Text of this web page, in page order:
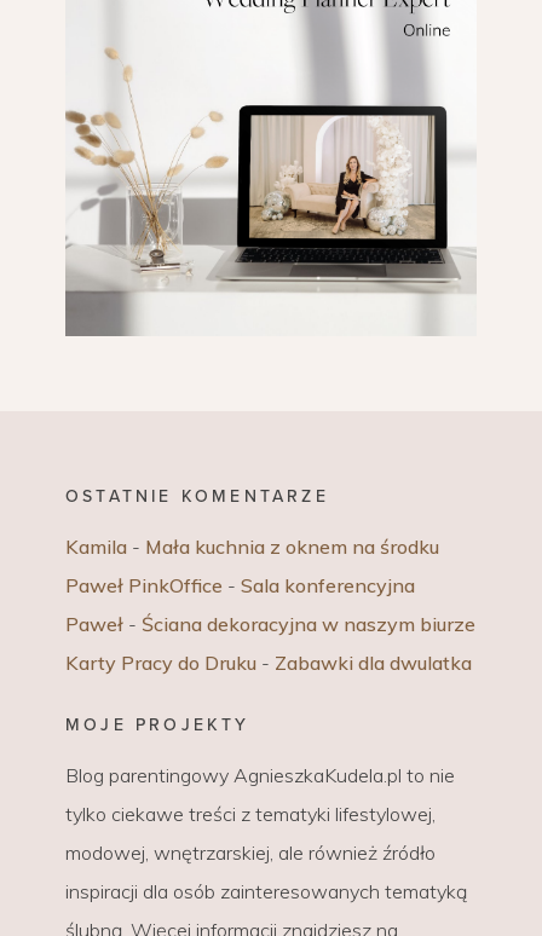
OSTATNIE KOMENTARZE
Kamila - Mała kuchnia z oknem na środku
Paweł PinkOffice - Sala konferencyjna
Paweł - Ściana dekoracyjna w naszym biurze
Karty Pracy do Druku - Zabawki dla dwulatka
MOJE PROJEKTY
Blog parentingowy AgnieszkaKudela.pl to nie
tylko ciekawe treści z tematyki lifestylowej,
modowej, wnętrzarskiej, ale również źródło
inspiracji dla osób zainteresowanych tematyką
ślubną. Więcej informacji znajdziesz na